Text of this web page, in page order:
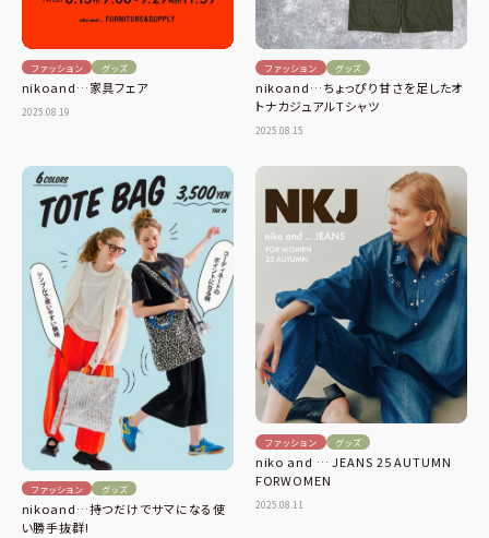
ファッション グッズ
nikoand…家具フェア
2025.08.19
ファッション グッズ
nikoand…ちょっぴり甘さを足したオ
トナカジュアルTシャツ
2025.08.15
ファッション グッズ
nikoand…持つだけでサマになる使
い勝手抜群!
ファッション グッズ
niko and … JEANS 25 AUTUMN
FORWOMEN
2025.08.11